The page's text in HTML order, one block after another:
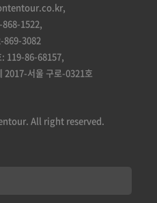
868-1522,
869-3082
: 119-86-68157,
2017-서울 구로-0321호
All right reserved.